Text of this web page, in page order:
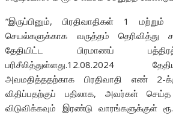
”இருப்பினும், பிரதிவாதிகள் 1
செயல்களுக்காக வருத்தம் தெரிவித்து
தேதியிட்ட பிரமாணப்
பரிசீலித்துள்ளது.12.08.2024
அவமதித்ததற்காக பிரதிவாதி எண்
விதிப்பதற்குப் பதிலாக, அவர்கள்
விடுவிக்கவும் இரண்டு வாரங்களுக்குள்